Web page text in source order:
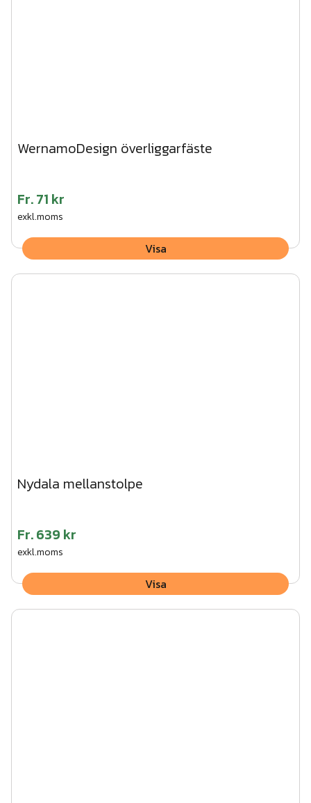
WernamoDesign överliggarfäste
Fr.71 kr
exkl.moms
Visa
Nydala mellanstolpe
Fr.639 kr
exkl.moms
Visa